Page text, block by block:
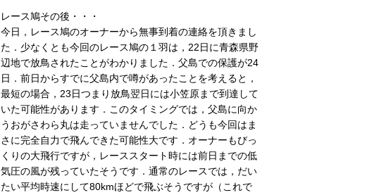
レース鳩その後・・・
今日，レース鳩のオーナーから無事到着の連絡を頂きまし
た．少なくとも今回のレース鳩の１羽は，22日に青森県野
辺地で放鳥されたことがわかりました．父島での保護が24
日．前日からすでに父島内で噂があったことを考えると，
最短の場合，23日つまり放鳥翌日には小笠原まで到達して
いた可能性があります．このタイミングでは，父島に向か
うおがさわら丸は走っていませんでした．どうも今回はま
さに完全自力で飛んできた可能性大です．オーナーもびっ
くりの大飛行ですが，レーススタート時には前日までの低
気圧の風が残っていたそうです．通常のレースでは，だい
たい平均時速にして80kmほどで飛ぶそうですが（これで